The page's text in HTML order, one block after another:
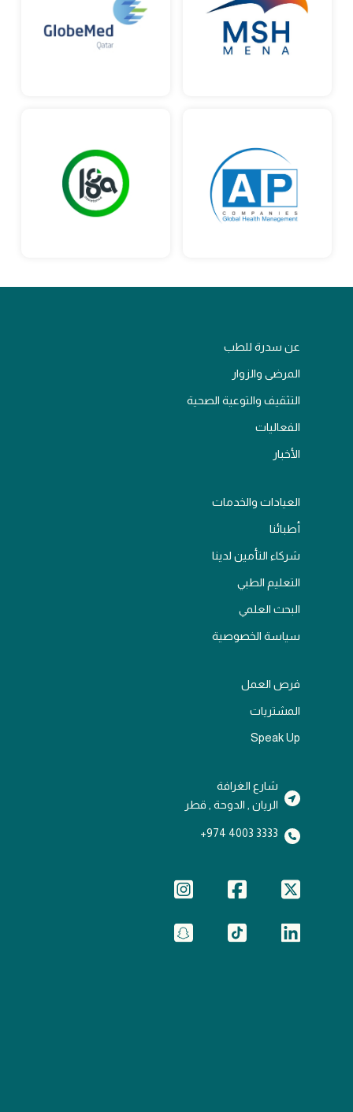
عن سدرة للطب
المرضى والزوار
التثقيف والتوعية الصحية
الفعاليات
الأخبار
العيادات والخدمات
أطبائنا
شركاء التأمين لدينا
التعليم الطبي
البحث العلمي
سياسة الخصوصية
فرص العمل
المشتريات
Speak Up
شارع الغرافة
الريان , الدوحة , قطر
3333 4003 974+